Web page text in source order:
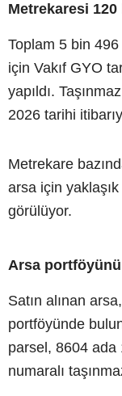
Metrekaresi 120
Toplam 5 bin
için Vakıf GYO
yapıldı.
2026 tarihi
Metrekare
arsa için
görülüyor.
Arsa
Satın alınan
portföyünde
parsel, 8604 ada
numaralı